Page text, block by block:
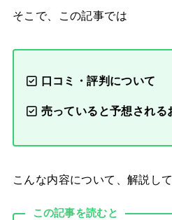
そこで、この記事では
口コミ・評判について
売っていると予想される
こんな内容について、解説し
この記事を読むと